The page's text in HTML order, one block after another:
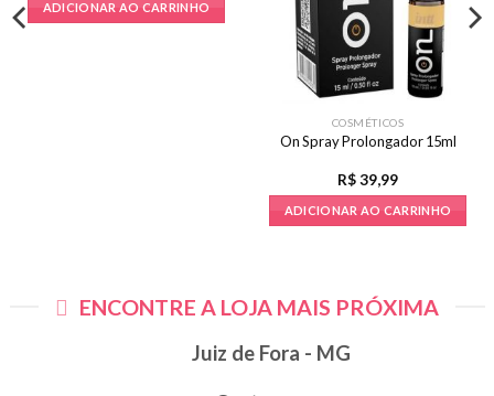
ADICIONAR AO CARRINHO
COSMÉTICOS
On Spray Prolongador 15ml
R$39,99
ADICIONAR AO CARRINHO
ENCONTRE A LOJA MAIS PRÓXIMA
Juiz de Fora - MG